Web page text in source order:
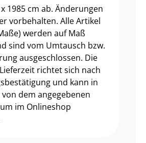
1985 cm ab. Änderungen
vorbehalten. Alle Artikel
werden auf Maß
sind vom Umtausch bzw.
ausgeschlossen. Die
richtet sich nach
und kann in
von dem angegebenen
im Onlineshop